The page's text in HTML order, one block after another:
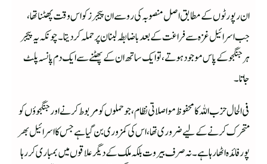
ان رپورٹوں کے مطابق اصل منصوبہ کی رو سے ان پیجرز کو اس وقت پھٹنا تھا،
جب اسرائیل غزہ سے فراغت کے بعد باضابطہ لبنان پر حملہ کردیتا۔ چونکہ یہ پیجر
ہر جنگجو کے پاس موجود ہوتے، تو ایک ساتھ ان کے پھٹنے سے ایک دم پانسہ پلٹ
جاتا۔
فی الحال حزب اللہ کا محفوظ مواصلاتی نظام، جو حملوں کو مربوط کرنے اور جنگجوؤں کو
متحرک کرنے کے لیے ضروری تھا، اس کی کمزوری بن گیا ہے جس کا اسرائیل بھر
پور فائدہ اٹھارہا ہے۔ نہ صرف بیروت بلکہ ملک کے دیگر علاقوں میں بمباری کر رہا